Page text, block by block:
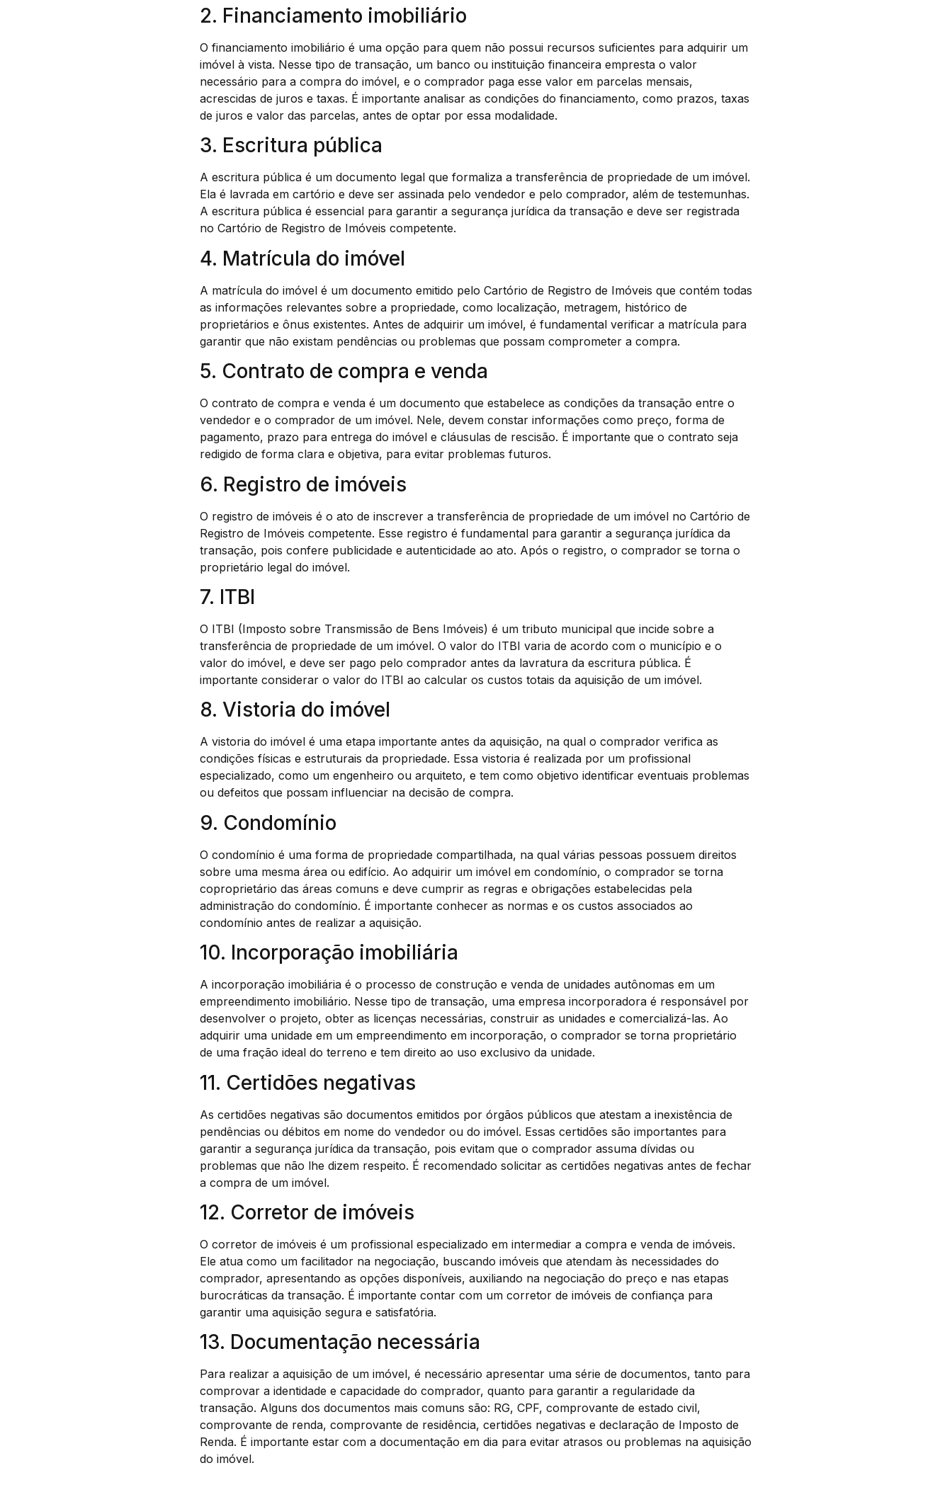
2. Financiamento imobiliário
O financiamento imobiliário é uma opção para quem não possui recursos suficientes para adquirir um
imóvel à vista. Nesse tipo de transação, um banco ou instituição financeira empresta o valor
necessário para a compra do imóvel, e o comprador paga esse valor em parcelas mensais,
acrescidas de juros e taxas. É importante analisar as condições do financiamento, como prazos, taxas
de juros e valor das parcelas, antes de optar por essa modalidade.
3. Escritura pública
A escritura pública é um documento legal que formaliza a transferência de propriedade de um imóvel.
Ela é lavrada em cartório e deve ser assinada pelo vendedor e pelo comprador, além de testemunhas.
A escritura pública é essencial para garantir a segurança jurídica da transação e deve ser registrada
no Cartório de Registro de Imóveis competente.
4. Matrícula do imóvel
A matrícula do imóvel é um documento emitido pelo Cartório de Registro de Imóveis que contém todas
as informações relevantes sobre a propriedade, como localização, metragem, histórico de
proprietários e ônus existentes. Antes de adquirir um imóvel, é fundamental verificar a matrícula para
garantir que não existam pendências ou problemas que possam comprometer a compra.
5. Contrato de compra e venda
O contrato de compra e venda é um documento que estabelece as condições da transação entre o
vendedor e o comprador de um imóvel. Nele, devem constar informações como preço, forma de
pagamento, prazo para entrega do imóvel e cláusulas de rescisão. É importante que o contrato seja
redigido de forma clara e objetiva, para evitar problemas futuros.
6. Registro de imóveis
O registro de imóveis é o ato de inscrever a transferência de propriedade de um imóvel no Cartório de
Registro de Imóveis competente. Esse registro é fundamental para garantir a segurança jurídica da
transação, pois confere publicidade e autenticidade ao ato. Após o registro, o comprador se torna o
proprietário legal do imóvel.
7. ITBI
O ITBI (Imposto sobre Transmissão de Bens Imóveis) é um tributo municipal que incide sobre a
transferência de propriedade de um imóvel. O valor do ITBI varia de acordo com o município e o
valor do imóvel, e deve ser pago pelo comprador antes da lavratura da escritura pública. É
importante considerar o valor do ITBI ao calcular os custos totais da aquisição de um imóvel.
8. Vistoria do imóvel
A vistoria do imóvel é uma etapa importante antes da aquisição, na qual o comprador verifica as
condições físicas e estruturais da propriedade. Essa vistoria é realizada por um profissional
especializado, como um engenheiro ou arquiteto, e tem como objetivo identificar eventuais problemas
ou defeitos que possam influenciar na decisão de compra.
9. Condomínio
O condomínio é uma forma de propriedade compartilhada, na qual várias pessoas possuem direitos
sobre uma mesma área ou edifício. Ao adquirir um imóvel em condomínio, o comprador se torna
coproprietário das áreas comuns e deve cumprir as regras e obrigações estabelecidas pela
administração do condomínio. É importante conhecer as normas e os custos associados ao
condomínio antes de realizar a aquisição.
10. Incorporação imobiliária
A incorporação imobiliária é o processo de construção e venda de unidades autônomas em um
empreendimento imobiliário. Nesse tipo de transação, uma empresa incorporadora é responsável por
desenvolver o projeto, obter as licenças necessárias, construir as unidades e comercializá-las. Ao
adquirir uma unidade em um empreendimento em incorporação, o comprador se torna proprietário
de uma fração ideal do terreno e tem direito ao uso exclusivo da unidade.
11. Certidões negativas
As certidões negativas são documentos emitidos por órgãos públicos que atestam a inexistência de
pendências ou débitos em nome do vendedor ou do imóvel. Essas certidões são importantes para
garantir a segurança jurídica da transação, pois evitam que o comprador assuma dívidas ou
problemas que não lhe dizem respeito. É recomendado solicitar as certidões negativas antes de fechar
a compra de um imóvel.
12. Corretor de imóveis
O corretor de imóveis é um profissional especializado em intermediar a compra e venda de imóveis.
Ele atua como um facilitador na negociação, buscando imóveis que atendam às necessidades do
comprador, apresentando as opções disponíveis, auxiliando na negociação do preço e nas etapas
burocráticas da transação. É importante contar com um corretor de imóveis de confiança para
garantir uma aquisição segura e satisfatória.
13. Documentação necessária
Para realizar a aquisição de um imóvel, é necessário apresentar uma série de documentos, tanto para
comprovar a identidade e capacidade do comprador, quanto para garantir a regularidade da
transação. Alguns dos documentos mais comuns são: RG, CPF, comprovante de estado civil,
comprovante de renda, comprovante de residência, certidões negativas e declaração de Imposto de
Renda. É importante estar com a documentação em dia para evitar atrasos ou problemas na aquisição
do imóvel.